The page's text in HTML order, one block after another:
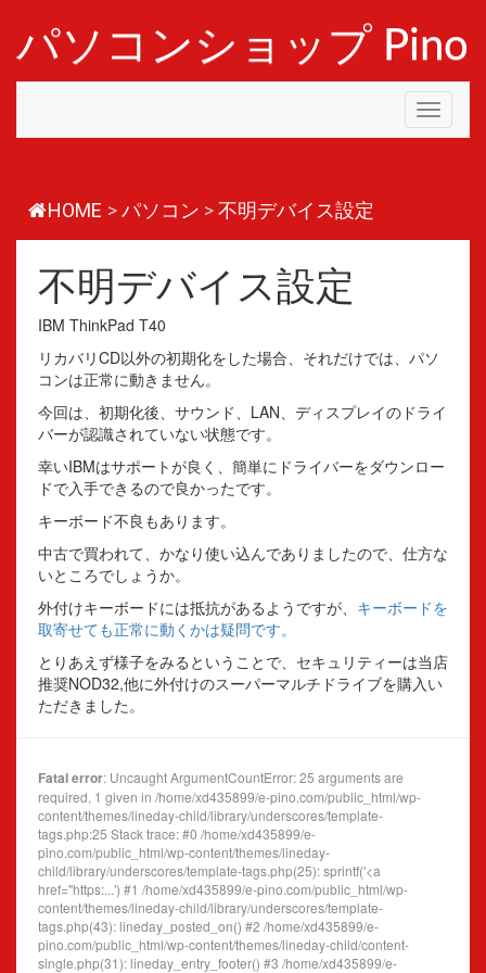
パソコンショップ Pino
Toggle
HOME >パソコン >不明デバイス設定
不明デバイス設定
IBM ThinkPad T40
リカバリCD以外の初期化をした場合、それだけでは、パソ
コンは正常に動きません。
今回は、初期化後、サウンド、LAN、ディスプレイのドライ
バーが認識されていない状態です。
幸いIBMはサポートが良く、簡単にドライバーをダウンロー
ドで入手できるので良かったです。
キーボード不良もあります。
中古で買われて、かなり使い込んでありましたので、仕方な
いところでしょうか。
外付けキーボードには抵抗があるようですが、 キーボードを
取寄せても正常に動くかは疑問です。
とりあえず様子をみるということで、セキュリティーは当店
推奨NOD32,他に外付けのスーパーマルチドライブを購入い
ただきました。
Fatal error: Uncaught ArgumentCountError: 25 arguments are
required, 1 given in /home/xd435899/e-pino.com/public_html/wp-
content/themes/lineday-child/library/underscores/template-
tags.php:25 Stack trace: #0 /home/xd435899/e-
pino.com/public_html/wp-content/themes/lineday-
child/library/underscores/template-tags.php(25): sprintf('<a
href="https:...') #1 /home/xd435899/e-pino.com/public_html/wp-
content/themes/lineday-child/library/underscores/template-
tags.php(43): lineday_posted_on() #2 /home/xd435899/e-
pino.com/public_html/wp-content/themes/lineday-child/content-
single.php(31): lineday_entry_footer() #3 /home/xd435899/e-